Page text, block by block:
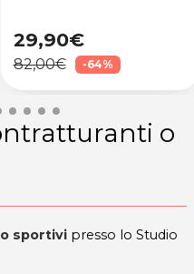
29,90€
82,00€ -64%
o
sportivi presso lo Studio